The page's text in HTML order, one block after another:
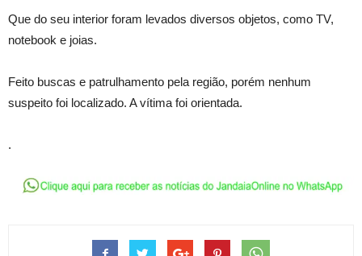
Que do seu interior foram levados diversos objetos, como TV,
notebook e joias.
Feito buscas e patrulhamento pela região, porém nenhum
suspeito foi localizado. A vítima foi orientada.
.